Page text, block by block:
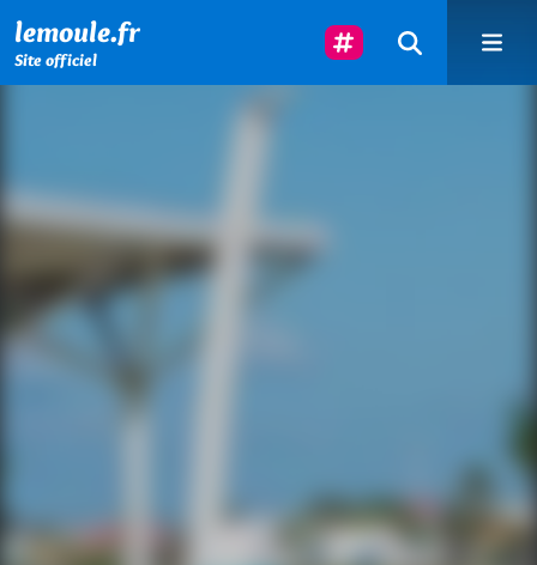
lemoule.fr
Site officiel
Suivez-Nous